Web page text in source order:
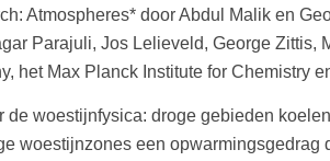
Atmospheres* door Abdul Malik en
Parajuli, Jos Lelieveld, George
het Max Planck Institute for Chemistry
de woestijnfysica: droge gebieden
woestijnzones een